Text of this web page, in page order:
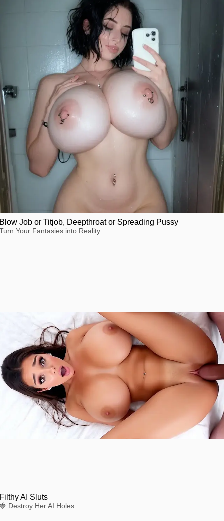
Blow Job or Titjob, Deepthroat or Spreading Pussy
Turn Your Fantasies into Reality
Filthy AI Sluts
🍓 Destroy Her AI Holes